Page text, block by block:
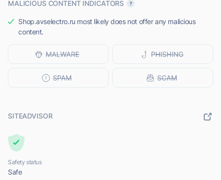
MALICIOUS CONTENT INDICATORS
Shop.avselectro.ru most likely does not offer any malicious
content.
SITEADVISOR
Safety status
Safe